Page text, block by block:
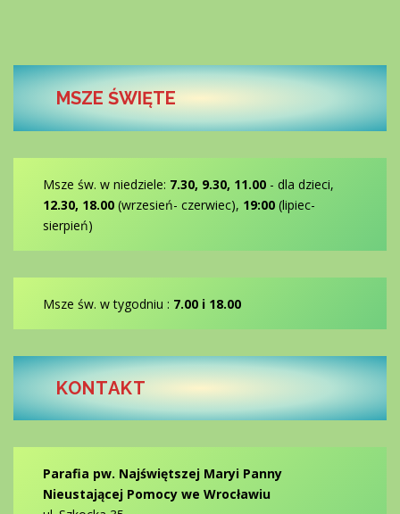
MSZE ŚWIĘTE
Msze św. w niedziele: 7.30, 9.30, 11.00 - dla dzieci,
12.30, 18.00 (wrzesień- czerwiec), 19:00(lipiec-
sierpień)
Msze św. w tygodniu : 7.00 i 18.00
KONTAKT
Parafia pw. Najświętszej Maryi Panny
Nieustającej Pomocy we Wrocławiu